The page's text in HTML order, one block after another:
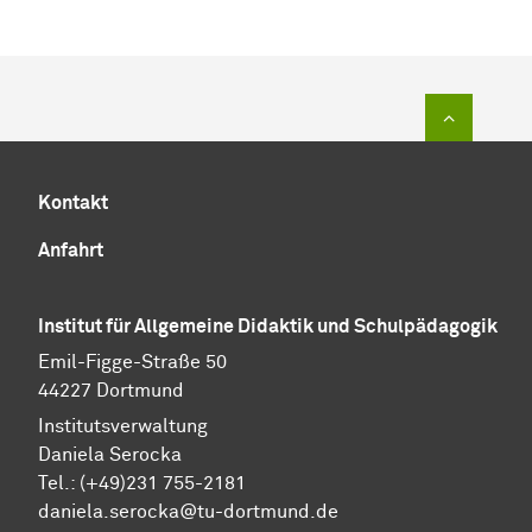
Kontakt
Anfahrt
Institut für Allgemeine Didaktik und Schulpädagogik
Emil-Figge-Straße 50
44227 Dortmund
Institutsverwaltung
Daniela Serocka
Tel.: (+49)231 755-2181
​​​​​​​daniela.serocka@tu-dortmund.de